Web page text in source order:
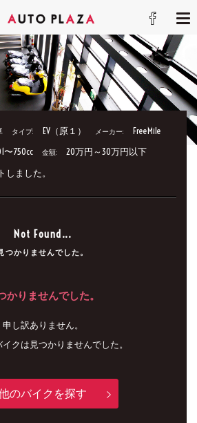
タイプ: EV（原１） メーカー: FreeMile
〜750cc 金額: 20万円～30万円以下
しました。
Not Found...
つかりませんでした。
かりませんでした。
申し訳ありません。
クは見つかりませんでした。
のバイクを探す